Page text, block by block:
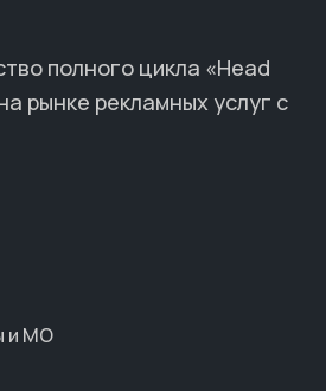
полного цикла «Head
рынке рекламных услуг с
и МО